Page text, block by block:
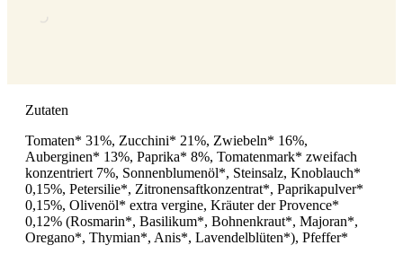
Zutaten
Tomaten* 31%, Zucchini* 21%, Zwiebeln* 16%,
Auberginen* 13%, Paprika* 8%, Tomatenmark* zweifach
konzentriert 7%, Sonnenblumenöl*, Steinsalz, Knoblauch*
0,15%, Petersilie*, Zitronensaftkonzentrat*, Paprikapulver*
0,15%, Olivenöl* extra vergine, Kräuter der Provence*
0,12% (Rosmarin*, Basilikum*, Bohnenkraut*, Majoran*,
Oregano*, Thymian*, Anis*, Lavendelblüten*), Pfeffer*